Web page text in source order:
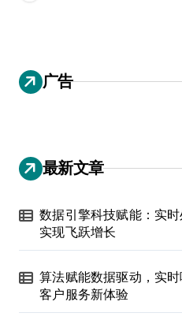
广告
最新文章
数据引擎科技赋能：实
实现飞跃增长
算法赋能数据驱动，实
客户服务新体验